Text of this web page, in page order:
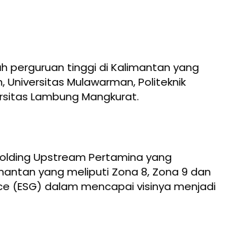
perguruan tinggi di Kalimantan yang
Mulawarman, Politeknik
Lambung Mangkurat.
Upstream Pertamina yang
yang meliputi Zona 8, Zona 9 dan
(ESG) dalam mencapai visinya menjadi